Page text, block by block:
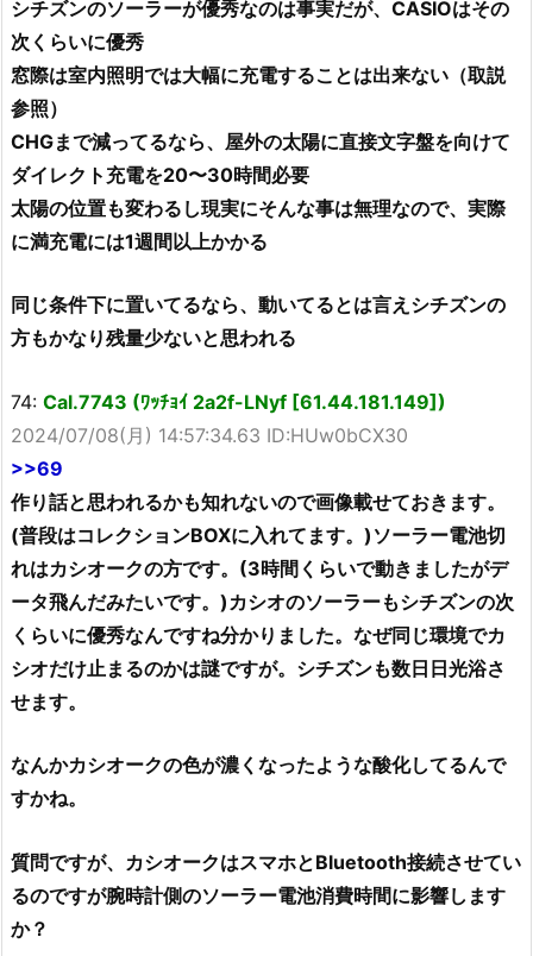
シチズンのソーラーが優秀なのは事実だが、CASIOはその
次くらいに優秀
窓際は室内照明では大幅に充電することは出来ない（取説
参照）
CHGまで減ってるなら、屋外の太陽に直接文字盤を向けて
ダイレクト充電を20〜30時間必要
太陽の位置も変わるし現実にそんな事は無理なので、実際
に満充電には1週間以上かかる
同じ条件下に置いてるなら、動いてるとは言えシチズンの
方もかなり残量少ないと思われる
74: Cal.7743 (ﾜｯﾁｮｲ 2a2f-LNyf [61.44.181.149])
2024/07/08(月) 14:57:34.63 ID:HUw0bCX30
>>69
作り話と思われるかも知れないので画像載せておきます。
(普段はコレクションBOXに入れてます。)ソーラー電池切
れはカシオークの方です。(3時間くらいで動きましたがデ
ータ飛んだみたいです。)カシオのソーラーもシチズンの次
くらいに優秀なんですね分かりました。なぜ同じ環境でカ
シオだけ止まるのかは謎ですが。シチズンも数日日光浴さ
せます。
なんかカシオークの色が濃くなったような酸化してるんで
すかね。
質問ですが、カシオークはスマホとBluetooth接続させてい
るのですが腕時計側のソーラー電池消費時間に影響します
か？